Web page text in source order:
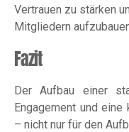
Vertrauen zu stärken
Mitgliedern
Fazit
Der Aufbau einer
Engagement und
– nicht nur für den